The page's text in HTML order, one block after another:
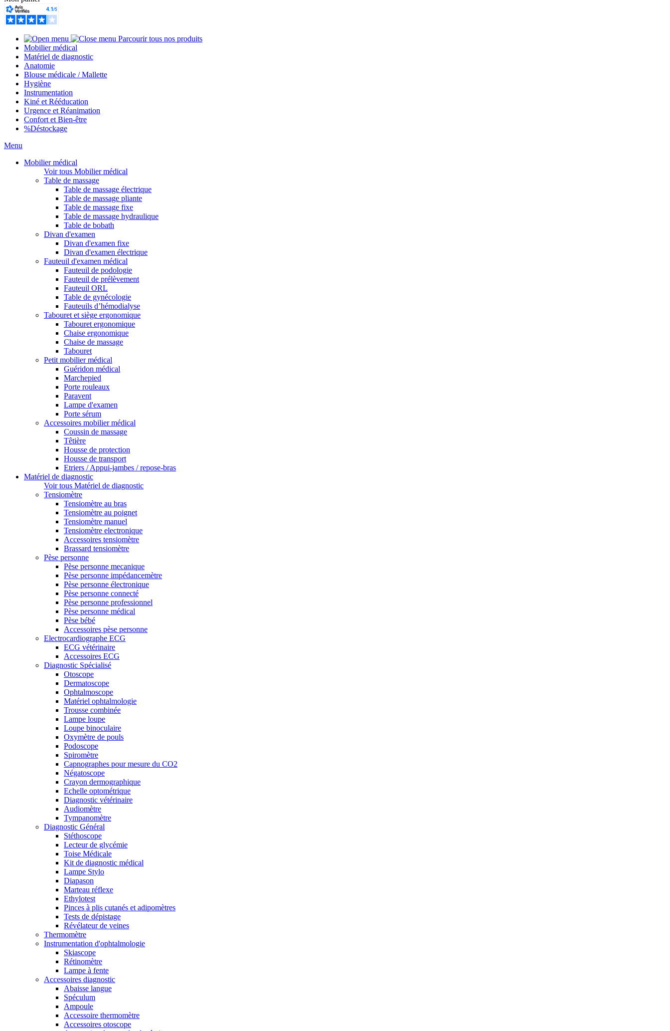
Parcourir tous nos produits
Mobilier médical
Matériel de diagnostic
Anatomie
Blouse médicale / Mallette
Hygiène
Instrumentation
Kiné et Rééducation
Urgence et Réanimation
Confort et Bien-être
%Déstockage
Menu
Mobilier médical
Voir tous Mobilier médical
Table de massage
Table de massage électrique
Table de massage pliante
Table de massage fixe
Table de massage hydraulique
Table de bobath
Divan d'examen
Divan d'examen fixe
Divan d'examen électrique
Fauteuil d'examen médical
Fauteuil de podologie
Fauteuil de prélèvement
Fauteuil ORL
Table de gynécologie
Fauteuils d’hémodialyse
Tabouret et siège ergonomique
Tabouret ergonomique
Chaise ergonomique
Chaise de massage
Tabouret
Petit mobilier médical
Guéridon médical
Marchepied
Porte rouleaux
Paravent
Lampe d'examen
Porte sérum
Accessoires mobilier médical
Coussin de massage
Têtière
Housse de protection
Housse de transport
Etriers / Appui-jambes / repose-bras
Matériel de diagnostic
Voir tous Matériel de diagnostic
Tensiomètre
Tensiomètre au bras
Tensiomètre au poignet
Tensiomètre manuel
Tensiomètre electronique
Accessoires tensiomètre
Brassard tensiomètre
Pèse personne
Pèse personne mecanique
Pèse personne impédancemètre
Pèse personne électronique
Pèse personne connecté
Pèse personne professionnel
Pèse personne médical
Pèse bébé
Accessoires pèse personne
Electrocardiographe ECG
ECG vétérinaire
Accessoires ECG
Diagnostic Spécialisé
Otoscope
Dermatoscope
Ophtalmoscope
Matériel ophtalmologie
Trousse combinée
Lampe loupe
Loupe binoculaire
Oxymètre de pouls
Podoscope
Spiromètre
Capnographes pour mesure du CO2
Négatoscope
Crayon dermographique
Echelle optométrique
Diagnostic vétérinaire
Audiomètre
Tympanomètre
Diagnostic Général
Stéthoscope
Lecteur de glycémie
Toise Médicale
Kit de diagnostic médical
Lampe Stylo
Diapason
Marteau réflexe
Ethylotest
Pinces à plis cutanés et adipomètres
Tests de dépistage
Révélateur de veines
Thermomètre
Instrumentation d'ophtalmologie
Skiascope
Rétinomètre
Lampe à fente
Accessoires diagnostic
Abaisse langue
Spéculum
Ampoule
Accessoire thermomètre
Accessoires otoscope